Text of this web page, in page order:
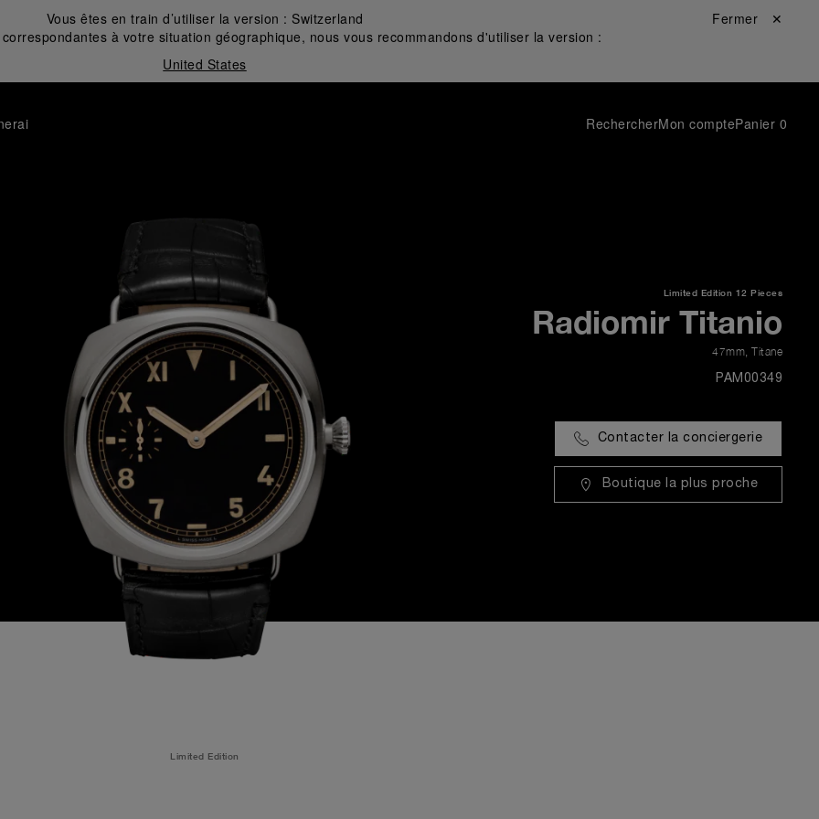
Vous êtes en train d’utiliser la version : Switzerland
à votre situation géographique, nous vous recommandons d'utiliser la version :
United States
Fermer ✕
RechercherMon comptePanier 0
Limited Edition 12 Pieces
Radiomir Titanio
47mm, Titane
PAM00349
Contacter la conciergerie
Boutique la plus proche
Limited Edition